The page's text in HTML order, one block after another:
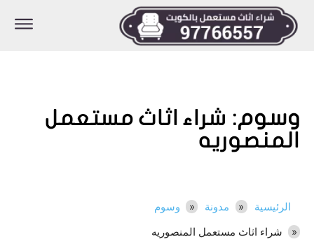
وسوم: شراء اثاث مستعمل
المنصوريه
الرئيسية مدونة
وسوم
شراء اثاث مستعمل المنصوريه